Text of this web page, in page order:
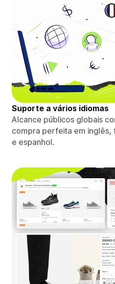
Suporte a vários idiomas
Alcance públicos globais
compra perfeita em inglês,
e espanhol.